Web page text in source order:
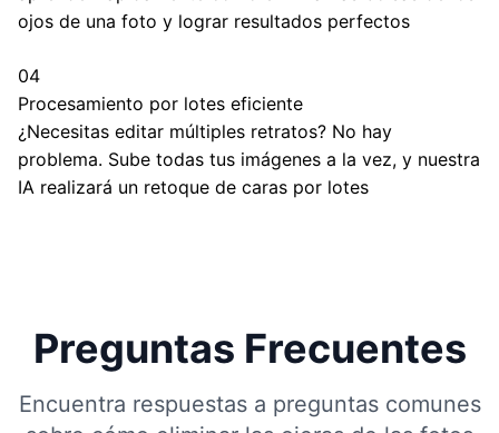
ojos de una foto y lograr resultados perfectos
04
Procesamiento por lotes eficiente
¿Necesitas editar múltiples retratos? No hay
problema. Sube todas tus imágenes a la vez, y nuestra
IA realizará un retoque de caras por lotes
Preguntas Frecuentes
Encuentra respuestas a preguntas comunes